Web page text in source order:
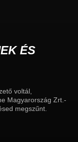
ÉS
voltál,
Magyarország Zrt.-
megszűnt.